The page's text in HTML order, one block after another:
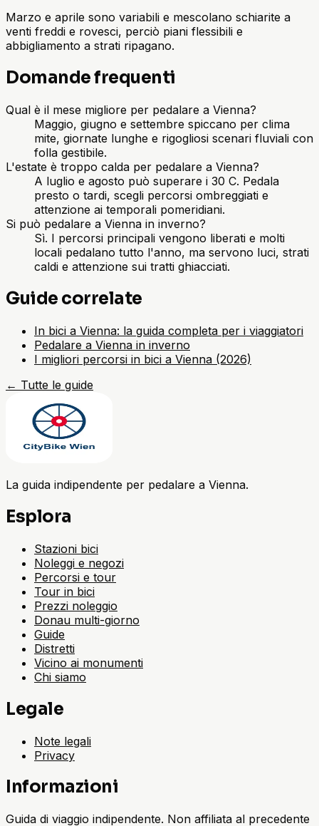
Marzo e aprile sono variabili e mescolano schiarite a
venti freddi e rovesci, perciò piani flessibili e
abbigliamento a strati ripagano.
Domande frequenti
Qual è il mese migliore per pedalare a Vienna?
Maggio, giugno e settembre spiccano per clima
mite, giornate lunghe e rigogliosi scenari fluviali con
folla gestibile.
L'estate è troppo calda per pedalare a Vienna?
A luglio e agosto può superare i 30 C. Pedala
presto o tardi, scegli percorsi ombreggiati e
attenzione ai temporali pomeridiani.
Si può pedalare a Vienna in inverno?
Sì. I percorsi principali vengono liberati e molti
locali pedalano tutto l'anno, ma servono luci, strati
caldi e attenzione sui tratti ghiacciati.
Guide correlate
In bici a Vienna: la guida completa per i viaggiatori
Pedalare a Vienna in inverno
I migliori percorsi in bici a Vienna (2026)
← Tutte le guide
La guida indipendente per pedalare a Vienna.
Esplora
Stazioni bici
Noleggi e negozi
Percorsi e tour
Tour in bici
Prezzi noleggio
Donau multi-giorno
Guide
Distretti
Vicino ai monumenti
Chi siamo
Legale
Note legali
Privacy
Informazioni
Guida di viaggio indipendente. Non affiliata al precedente